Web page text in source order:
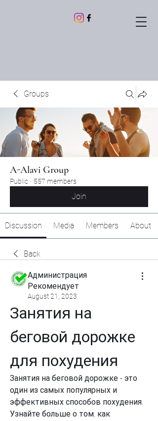
Groups
A-Alavi Group
Public · 557 members
Join
Discussion Media Members About
Back
Администрация
Рекомендует
August 21, 2023
Занятия на
беговой дорожке
для похудения
Занятия на беговой дорожке - это
один из самых популярных и
эффективных способов похудения.
Узнайте больше о том, как